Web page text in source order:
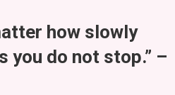
how slowly
you do not stop.” –